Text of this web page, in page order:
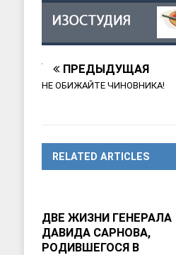
ПРЕДЫДУЩАЯ
НЕ ОБИЖАЙТЕ ЧИНОВНИКА!
RELATED ARTICLES
ДВЕ ЖИЗНИ ГЕНЕРАЛА
ДАВИДА САРНОВА,
РОДИВШЕГОСЯ В